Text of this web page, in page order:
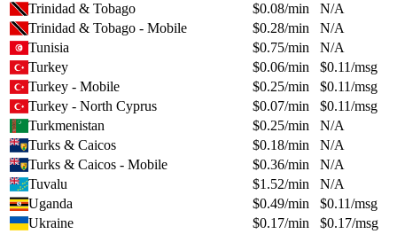
Trinidad & Tobago
$0.08/min
N/A
Trinidad & Tobago - Mobile
$0.28/min
N/A
Tunisia
$0.75/min
N/A
Turkey
$0.06/min $0.11/msg
Turkey - Mobile
$0.25/min $0.11/msg
Turkey - North Cyprus
$0.07/min $0.11/msg
Turkmenistan
$0.25/min
N/A
Turks & Caicos
$0.18/min
N/A
Turks & Caicos - Mobile
$0.36/min
N/A
Tuvalu
$1.52/min
N/A
Uganda
$0.49/min $0.11/msg
Ukraine
$0.17/min $0.17/msg